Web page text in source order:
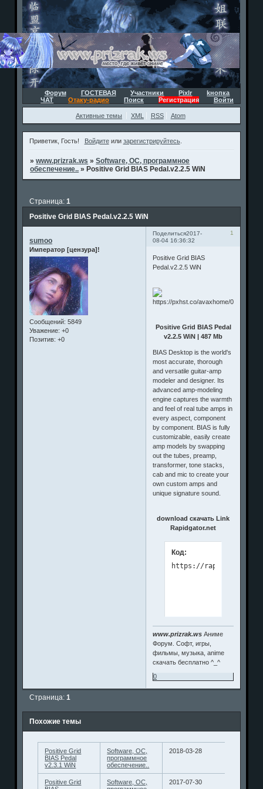
Форум ГОСТЕВАЯ Участники Pixlr
kнопка
ЧАТ
Отаку-радио Поиск Регистрация Войти
Активные темы XML RSS Atom
Приветик, Гость! Войдитеили зарегистрируйтесь.
»www.prizrak.ws »Software, ОС, программное
обеспечение.. » Positive Grid BIAS Pedal.v2.2.5 WiN
Positive Grid BIAS Pedal.v2.2.5 WiN
Страница:1
Поделиться 1
2017-
08-04 16:36:32
sumoo
Император [цензура]!
Сообщений: 5849
Уважение: +0
Позитив: +0
Positive Grid BIAS
Pedal.v2.2.5 WiN
Positive Grid BIAS Pedal
v2.2.5 WiN | 487 Mb
BIAS Desktop is the world's
most accurate, thorough
and versatile guitar-amp
modeler and designer. Its
advanced amp-modeling
engine captures the warmth
and feel of real tube amps in
every aspect, component
by component. BIAS is fully
customizable, easily create
amp models by swapping
out the tubes, preamp,
transformer, tone stacks,
cab and mic to create your
own custom amps and
unique signature sound.
download скачать Link
Rapidgator.net
Код:
www.prizrak.ws Аниме
Форум. Софт, игры,
фильмы, музыка, anime
скачать бесплатно ^_^
0
Страница:1
Похожие темы
Positive Grid
BIAS Pedal
v2.3.1 WiN
Software, ОС,
программное
обеспечение..
2018-03-28
Positive Grid
Software, ОС,
2017-07-30